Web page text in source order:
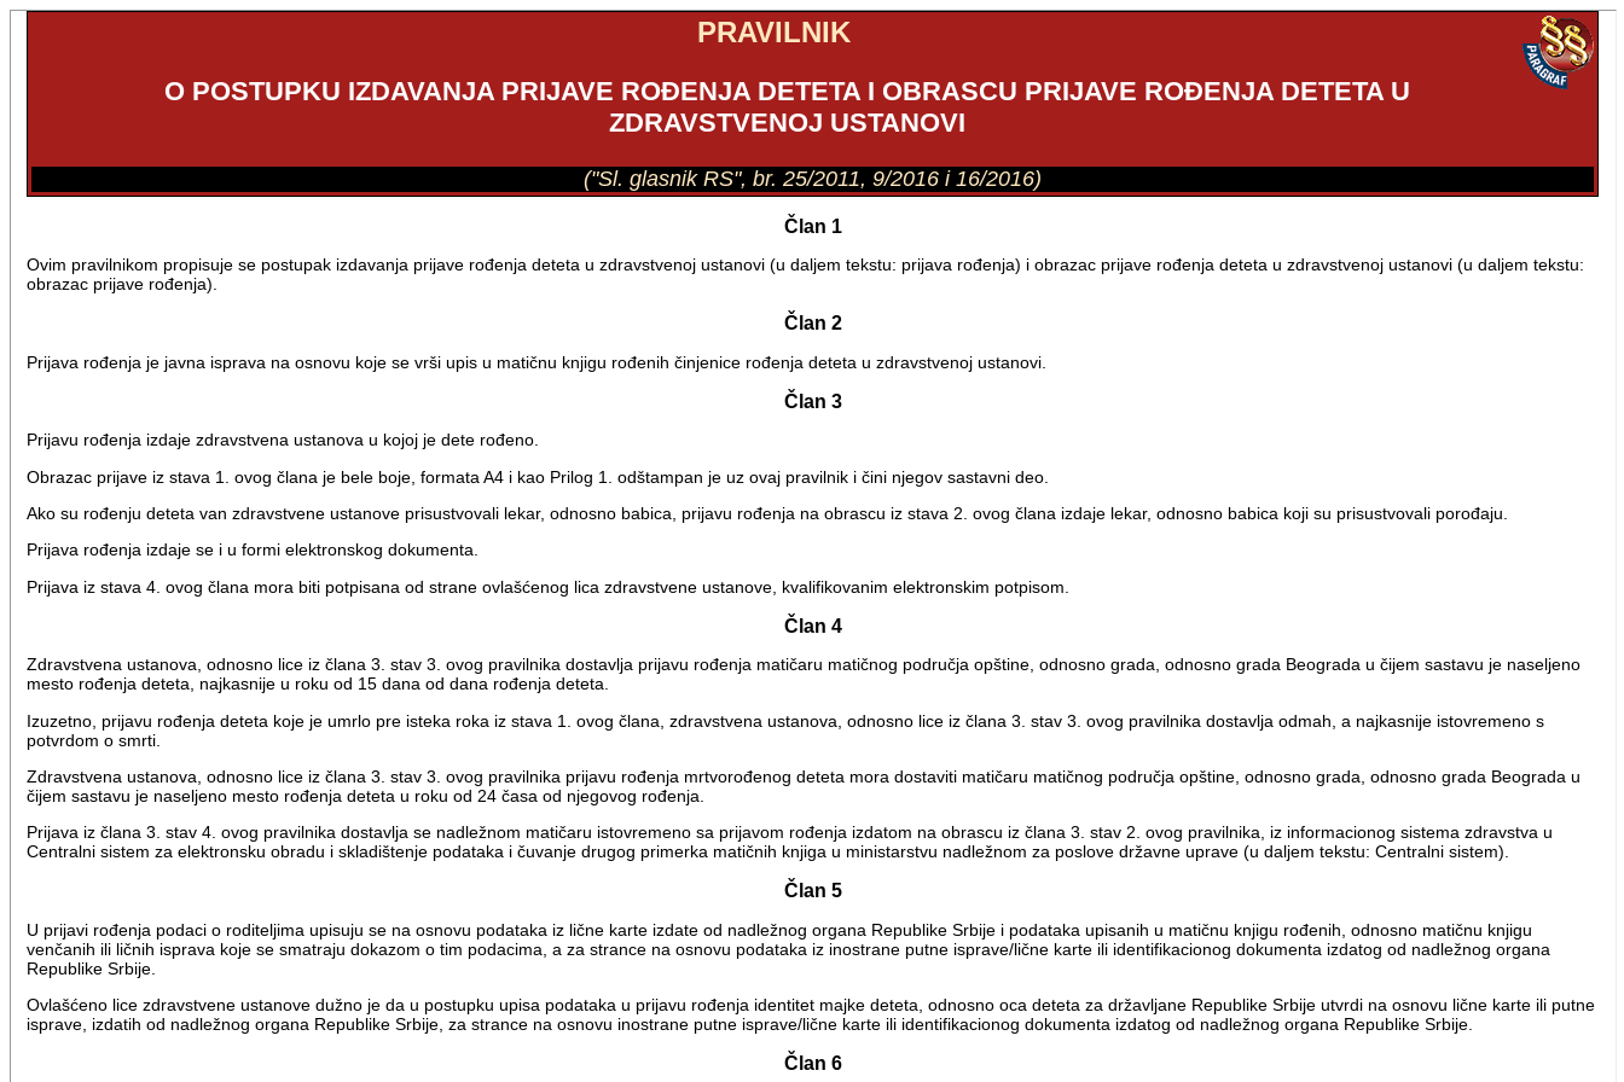
PRAVILNIK
O POSTUPKU IZDAVANJA PRIJAVE ROĐENJA DETETA I OBRASCU PRIJAVE ROĐENJA DETETA U
ZDRAVSTVENOJ USTANOVI
("Sl. glasnik RS", br. 25/2011, 9/2016 i 16/2016)
Član 1
Ovim pravilnikom propisuje se postupak izdavanja prijave rođenja deteta u zdravstvenoj ustanovi (u daljem tekstu: prijava rođenja) i obrazac prijave rođenja deteta u zdravstvenoj ustanovi (u daljem tekstu:
obrazac prijave rođenja).
Član 2
Prijava rođenja je javna isprava na osnovu koje se vrši upis u matičnu knjigu rođenih činjenice rođenja deteta u zdravstvenoj ustanovi.
Član 3
Prijavu rođenja izdaje zdravstvena ustanova u kojoj je dete rođeno.
Obrazac prijave iz stava 1. ovog člana je bele boje, formata A4 i kao Prilog 1. odštampan je uz ovaj pravilnik i čini njegov sastavni deo.
Ako su rođenju deteta van zdravstvene ustanove prisustvovali lekar, odnosno babica, prijavu rođenja na obrascu iz stava 2. ovog člana izdaje lekar, odnosno babica koji su prisustvovali porođaju.
Prijava rođenja izdaje se i u formi elektronskog dokumenta.
Prijava iz stava 4. ovog člana mora biti potpisana od strane ovlašćenog lica zdravstvene ustanove, kvalifikovanim elektronskim potpisom.
Član 4
Zdravstvena ustanova, odnosno lice iz člana 3. stav 3. ovog pravilnika dostavlja prijavu rođenja matičaru matičnog područja opštine, odnosno grada, odnosno grada Beograda u čijem sastavu je naseljeno
mesto rođenja deteta, najkasnije u roku od 15 dana od dana rođenja deteta.
Izuzetno, prijavu rođenja deteta koje je umrlo pre isteka roka iz stava 1. ovog člana, zdravstvena ustanova, odnosno lice iz člana 3. stav 3. ovog pravilnika dostavlja odmah, a najkasnije istovremeno s
potvrdom o smrti.
Zdravstvena ustanova, odnosno lice iz člana 3. stav 3. ovog pravilnika prijavu rođenja mrtvorođenog deteta mora dostaviti matičaru matičnog područja opštine, odnosno grada, odnosno grada Beograda u
čijem sastavu je naseljeno mesto rođenja deteta u roku od 24 časa od njegovog rođenja.
Prijava iz člana 3. stav 4. ovog pravilnika dostavlja se nadležnom matičaru istovremeno sa prijavom rođenja izdatom na obrascu iz člana 3. stav 2. ovog pravilnika, iz informacionog sistema zdravstva u
Centralni sistem za elektronsku obradu i skladištenje podataka i čuvanje drugog primerka matičnih knjiga u ministarstvu nadležnom za poslove državne uprave (u daljem tekstu: Centralni sistem).
Član 5
U prijavi rođenja podaci o roditeljima upisuju se na osnovu podataka iz lične karte izdate od nadležnog organa Republike Srbije i podataka upisanih u matičnu knjigu rođenih, odnosno matičnu knjigu
venčanih ili ličnih isprava koje se smatraju dokazom o tim podacima, a za strance na osnovu podataka iz inostrane putne isprave/lične karte ili identifikacionog dokumenta izdatog od nadležnog organa
Republike Srbije.
Ovlašćeno lice zdravstvene ustanove dužno je da u postupku upisa podataka u prijavu rođenja identitet majke deteta, odnosno oca deteta za državljane Republike Srbije utvrdi na osnovu lične karte ili putne
isprave, izdatih od nadležnog organa Republike Srbije, za strance na osnovu inostrane putne isprave/lične karte ili identifikacionog dokumenta izdatog od nadležnog organa Republike Srbije.
Član 6